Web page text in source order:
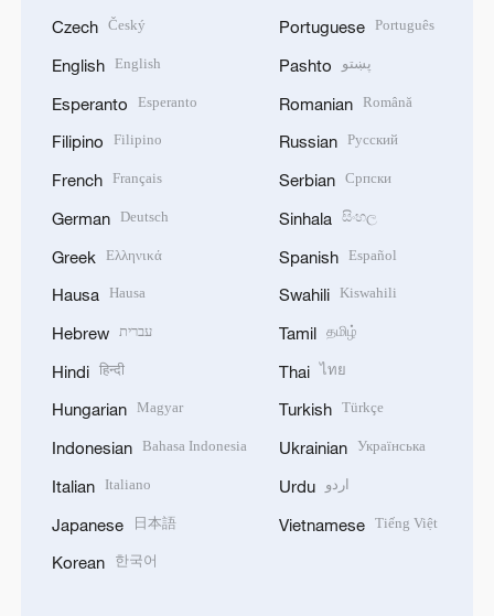
Czech Český
English English
Esperanto Esperanto
Filipino Filipino
French Français
German Deutsch
Greek Ελληνικά
Hausa Hausa
Hebrew עברית
Hindi हिन्दी
Hungarian Magyar
Indonesian Bahasa Indonesia
Italian Italiano
Japanese 日本語
Korean 한국어
Portuguese Português
Pashto پښتو
Romanian Română
Russian Русский
Serbian Српски
Sinhala සිංහල
Spanish Español
Swahili Kiswahili
Tamil தமிழ்
Thai ไทย
Turkish Türkçe
Ukrainian Українська
Urdu اردو
Vietnamese Tiếng Việt